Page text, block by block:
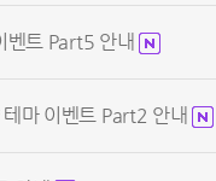
벤트 Part5 안내
테마 이벤트 Part2 안내